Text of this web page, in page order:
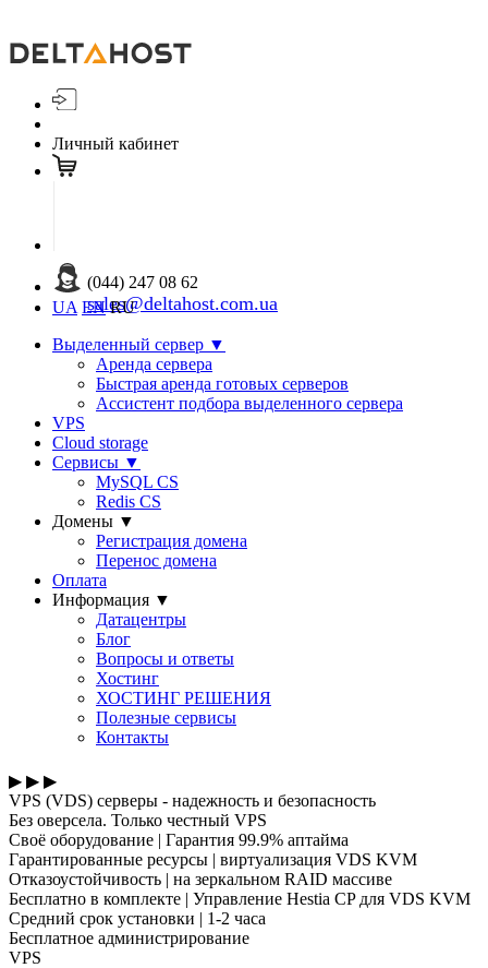
Личный кабинет
(044) 247 08 62
sales@deltahost.com.ua
UA EN RU
Выделенный сервер ▼
Аренда сервера
Быстрая аренда готовых серверов
Ассистент подбора выделенного сервера
VPS
Cloud storage
Сервисы ▼
MySQL CS
Redis CS
Домены ▼
Регистрация домена
Перенос домена
Оплата
Информация ▼
Датацентры
Блог
Вопросы и ответы
Хостинг
ХОСТИНГ РЕШЕНИЯ
Полезные сервисы
Контакты
▶ ▶ ▶
VPS (VDS) серверы - надежность и безопасность
Без оверсела. Только честный VPS
Своё оборудование | Гарантия 99.9% аптайма
Гарантированные ресурсы | виртуализация VDS KVM
Отказоустойчивость | на зеркальном RAID массиве
Бесплатно в комплекте | Управление Hestia CP для VDS KVM
Средний срок установки | 1-2 часа
Бесплатное администрирование
VPS